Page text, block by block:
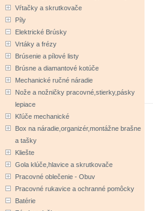
Vŕtačky a skrutkovače
Píly
Elektrické Brúsky
Vrtáky a frézy
Brúsenie a pílové listy
Brúsne a diamantové kotúče
Mechanické ručné náradie
Nože a nožničky pracovné,stierky,pásky
lepiace
Kľúče mechanické
Box na náradie,organizér,montážne brašne
a tašky
Kliešte
Gola klúče,hlavice a skrutkovače
Pracovné oblečenie - Obuv
Pracovné rukavice a ochranné pomôcky
Batérie